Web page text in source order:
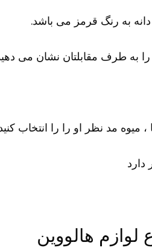
به رنگ قرمز می باشد.
طرف مقابلتان نشان می
میوه مد نظر او را را انتخاب
هالووین